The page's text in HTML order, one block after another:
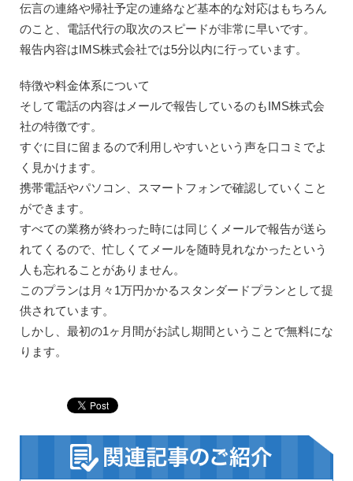
伝言の連絡や帰社予定の連絡など基本的な対応はもちろん
のこと、電話代行の取次のスピードが非常に早いです。
報告内容はIMS株式会社では5分以内に行っています。
特徴や料金体系について
そして電話の内容はメールで報告しているのもIMS株式会
社の特徴です。
すぐに目に留まるので利用しやすいという声を口コミでよ
く見かけます。
携帯電話やパソコン、スマートフォンで確認していくこと
ができます。
すべての業務が終わった時には同じくメールで報告が送ら
れてくるので、忙しくてメールを随時見れなかったという
人も忘れることがありません。
このプランは月々1万円かかるスタンダードプランとして提
供されています。
しかし、最初の1ヶ月間がお試し期間ということで無料にな
ります。